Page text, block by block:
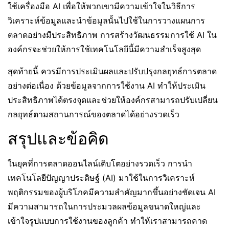
ใช้เครื่องมือ AI เพื่อให้พวกเขามีความเข้าใจในวิธีการ
วิเคราะห์ข้อมูลและนำข้อมูลนั้นไปใช้ในการวางแผนการ
ตลาดอย่างมีประสิทธิภาพ การสร้างวัฒนธรรมการใช้ AI ใน
องค์กรจะช่วยให้การใช้เทคโนโลยีนี้มีความสำเร็จสูงสุด
สุดท้ายนี้ ควรมีการประเมินผลและปรับปรุงกลยุทธ์การตลาด
อย่างต่อเนื่อง ด้วยข้อมูลจากการใช้งาน AI ทำให้ประเมิน
ประสิทธิภาพได้ตรงจุดและช่วยให้องค์กรสามารถปรับเปลี่ยน
กลยุทธ์ตามสถานการณ์ของตลาดได้อย่างรวดเร็ว
สรุปและข้อคิด
ในยุคที่การตลาดออนไลน์เติบโตอย่างรวดเร็ว การนำ
เทคโนโลยีปัญญาประดิษฐ์ (AI) มาใช้ในการวิเคราะห์
พฤติกรรมของผู้บริโภคมีความสำคัญมากขึ้นอย่างชัดเจน AI
มีความสามารถในการประมวลผลข้อมูลขนาดใหญ่และ
เข้าใจรูปแบบการใช้งานของลูกค้า ทำให้เราสามารถคาด